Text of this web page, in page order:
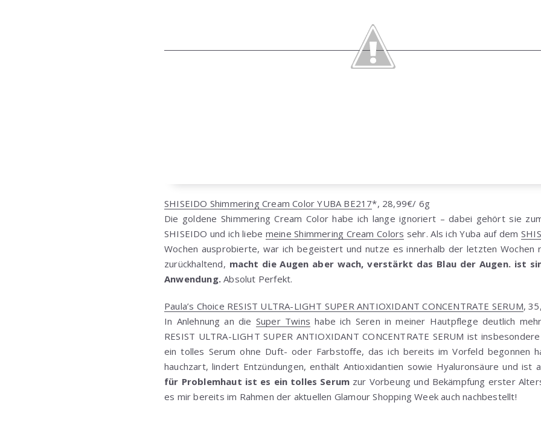
SHISEIDO Shimmering Cream Color YUBA BE217*, 28,99€/ 6g
Die goldene Shimmering Cream Color habe ich lange ignoriert – dabei gehört sie
SHISEIDO und ich liebe meine Shimmering Cream Colors sehr. Als ich Yuba auf dem
Wochen ausprobierte, war ich begeistert und nutze es innerhalb der letzten Wochen
zurückhaltend, macht die Augen aber wach, verstärkt das Blau der Augen. ist
Anwendung. Absolut Perfekt.
Paula’s Choice RESIST ULTRA-LIGHT SUPER ANTIOXIDANT CONCENTRATE SERUM,
In Anlehnung an die Super Twins habe ich Seren in meiner Hautpflege deutlich
RESIST ULTRA-LIGHT SUPER ANTIOXIDANT CONCENTRATE SERUM ist
ein tolles Serum ohne Duft- oder Farbstoffe, das ich bereits im Vorfeld begonnen
hauchzart, lindert Entzündungen, enthält Antioxidantien sowie Hyaluronsäure und ist
für Problemhaut ist es ein tolles Serum zur Vorbeung und Bekämpfung erster
es mir bereits im Rahmen der aktuellen Glamour Shopping Week auch nachbestellt!